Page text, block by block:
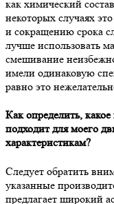
как химический
некоторых случаях
и сокращению срока
лучше использовать
смешивание
имели одинаковую
равно это
Как определить,
подходит для моего
характеристикам?
Следует обратить
указанные
предлагает широкий